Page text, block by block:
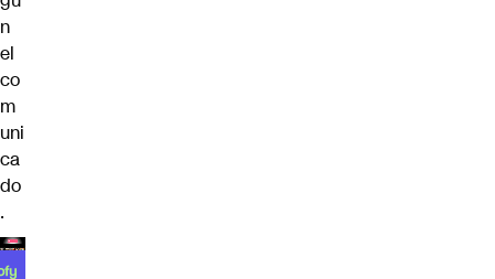
n
el
co
m
uni
ca
do
.